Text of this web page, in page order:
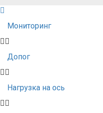
Мониторинг
Допог
Нагрузка на ось